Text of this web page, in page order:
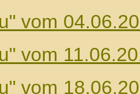
vom
vom
vom